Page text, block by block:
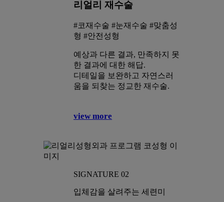
리얼리 재수술
#코재수술 #눈재수술 #맞춤성
형 #안전성형
예상과 다른 결과, 만족하지 못
한 결과에 대한 해답.
디테일을 보완하고 자연스러
움을 되찾는 정교한 재수술.
view more
SIGNATURE 02
입체감을 살려주는 세련미